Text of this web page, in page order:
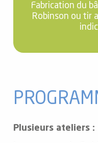
Fabrication du
Robinson ou tir
Plusieurs ateliers :